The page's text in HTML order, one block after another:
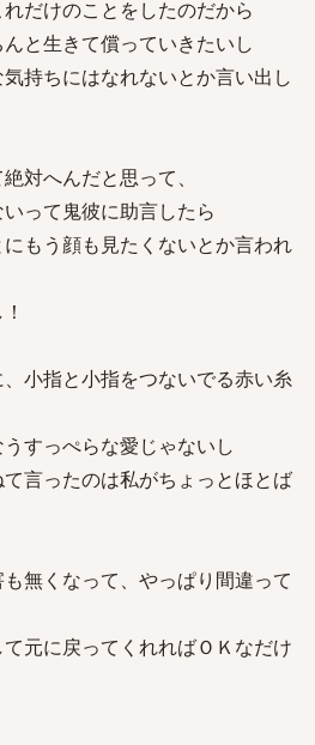
だけのことをしたのだから
と生きて償っていきたいし
持ちにはなれないとか言い出し
対へんだと思って、
って鬼彼に助言したら
もう顔も見たくないとか言われ
小指と小指をつないでる赤い糸
すっぺらな愛じゃないし
言ったのは私がちょっとほとば
無くなって、やっぱり間違って
元に戻ってくれればＯＫなだけ